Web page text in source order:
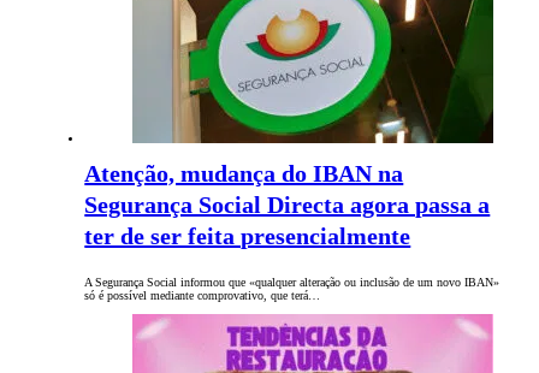
Atenção, mudança do IBAN na
Segurança Social Directa agora passa a
ter de ser feita presencialmente
A Segurança Social informou que «qualquer alteração ou inclusão de um novo IBAN»
só é possível mediante comprovativo, que terá…